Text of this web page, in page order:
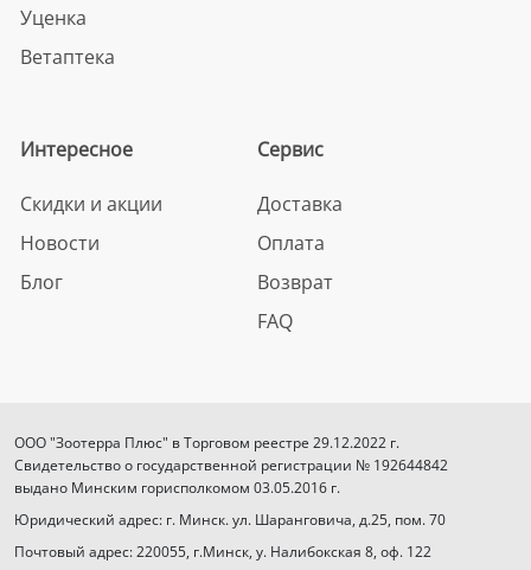
Уценка
Ветаптека
Интересное
Скидки и акции
Новости
Блог
Сервис
Доставка
Оплата
Возврат
FAQ
ООО "Зоотерра Плюс" в Торговом реестре 29.12.2022 г.
Свидетельство о государственной регистрации № 192644842
выдано Минским горисполкомом 03.05.2016 г.
Юридический адрес: г. Минск. ул. Шаранговича, д.25, пом. 70
Почтовый адрес: 220055, г.Минск, у. Налибокская 8, оф. 122